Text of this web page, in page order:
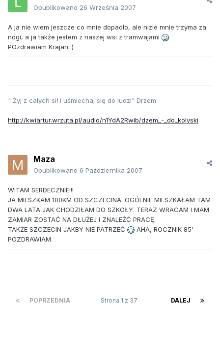
Opublikowano 26 Września 2007
A ja nie wiem jeszcze co mnie dopadło, ale nizle mnie trzyma za
nogi, a ja także jestem z naszej wsi z tramwajami
POzdrawiam Krajan :)
" Żyj z całych sił i uśmiechaj się do ludzi" Drzem
http://kwiartur.wrzuta.pl/audio/n1YdA2Rwib/dzem_-_do_kolyski
Maza
Opublikowano 6 Października 2007
WITAM SERDECZNIE!!!
JA MIESZKAM 100KM OD SZCZECINA. OGÓLNIE MIESZKAŁAM TAM
DWA LATA JAK CHODZIŁAM DO SZKOŁY. TERAZ WRACAM I MAM
ZAMIAR ZOSTAĆ NA DŁUŻEJ I ZNALEŻĆ PRACĘ.
TAKŻE SZCZECIN JAKBY NIE PATRZEĆ
AHA, ROCZNIK 85'
POZDRAWIAM.
POPRZEDNIA DALEJ
Strona 1 z 37